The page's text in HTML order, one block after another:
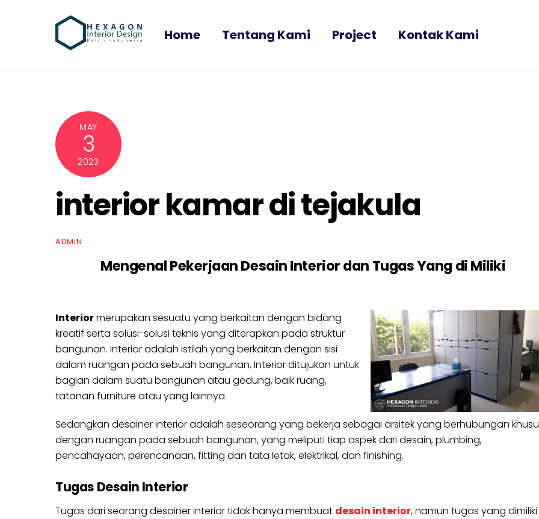
Home Tentang Kami Project Kontak Kami
MAY
3
2023
interior kamar di tejakula
ADMIN
Mengenal Pekerjaan Desain Interior dan Tugas Yang di Miliki
Interiormerupakan sesuatu yang berkaitan dengan bidang
kreatif serta solusi-solusi teknis yang diterapkan pada struktur
bangunan. Interior adalah istilah yang berkaitan dengan sisi
dalam ruangan pada sebuah bangunan, Interior ditujukan untuk
bagian dalam suatu bangunan atau gedung, baik ruang,
tatanan furniture atau yang lainnya.
Sedangkan desainer interior adalah seseorang yang bekerja sebagai arsitek yang berhubungan
dengan ruangan pada sebuah bangunan, yang meliputi tiap aspek dari desain, plumbing,
pencahayaan, perencanaan, fitting dan tata letak, elektrikal, dan finishing.
Tugas Desain Interior
Tugas dari seorang desainer interior tidak hanya membuat desain interior, namun tugas yang dimiliki